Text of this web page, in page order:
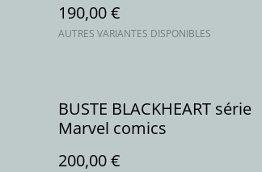
190,00 €
AUTRES VARIANTES DISPONIBLES
BUSTE BLACKHEART série
Marvel comics
200,00 €